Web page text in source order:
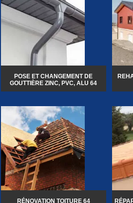
POSE ET CHANGEMENT DE
GOUTTIÈRE ZINC, PVC, ALU 64
RÉNOVATION TOITURE 64